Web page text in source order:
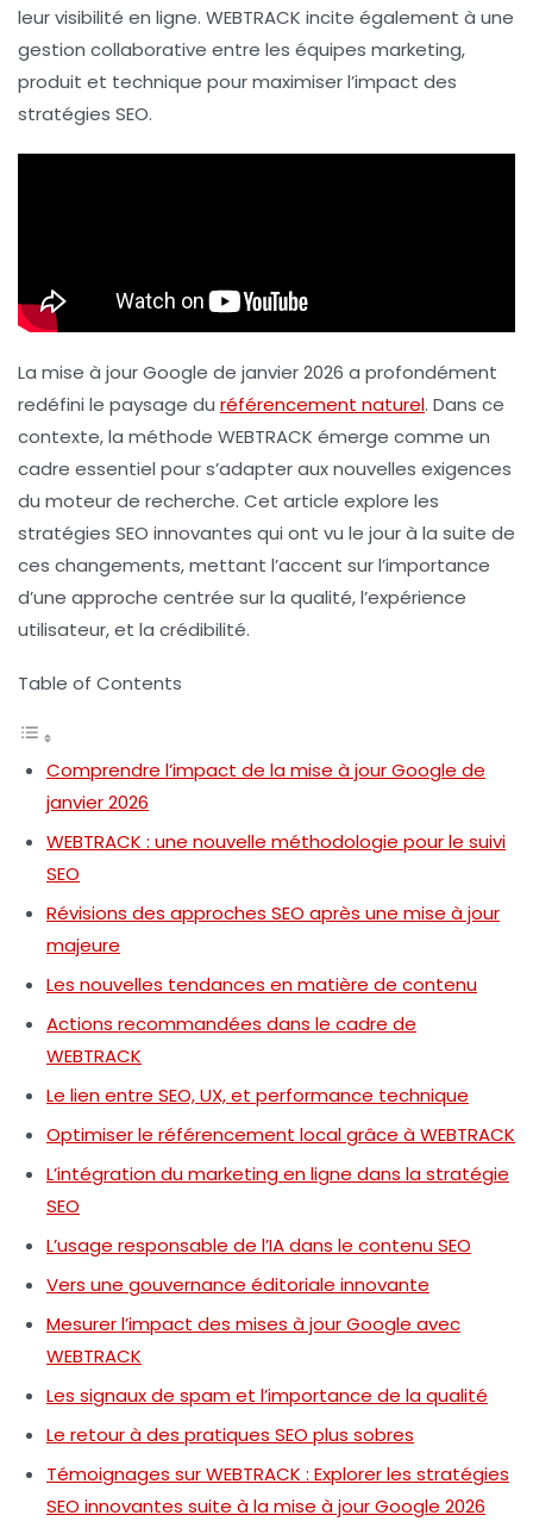
leur visibilité en ligne. WEBTRACK incite également à une
gestion collaborative entre les équipes marketing,
produit et technique pour maximiser l’impact des
stratégies SEO.
La mise à jour Google de janvier 2026 a profondément
redéfini le paysage du référencement naturel. Dans ce
contexte, la méthode WEBTRACK émerge comme un
cadre essentiel pour s’adapter aux nouvelles exigences
du moteur de recherche. Cet article explore les
stratégies SEO innovantes qui ont vu le jour à la suite de
ces changements, mettant l’accent sur l’importance
d’une approche centrée sur la qualité, l’expérience
utilisateur, et la crédibilité.
Table of Contents
Comprendre l’impact de la mise à jour Google de
janvier 2026
WEBTRACK : une nouvelle méthodologie pour le suivi
SEO
Révisions des approches SEO après une mise à jour
majeure
Les nouvelles tendances en matière de contenu
Actions recommandées dans le cadre de
WEBTRACK
Le lien entre SEO, UX, et performance technique
Optimiser le référencement local grâce à WEBTRACK
L’intégration du marketing en ligne dans la stratégie
SEO
L’usage responsable de l’IA dans le contenu SEO
Vers une gouvernance éditoriale innovante
Mesurer l’impact des mises à jour Google avec
WEBTRACK
Les signaux de spam et l’importance de la qualité
Le retour à des pratiques SEO plus sobres
Témoignages sur WEBTRACK : Explorer les stratégies
SEO innovantes suite à la mise à jour Google 2026